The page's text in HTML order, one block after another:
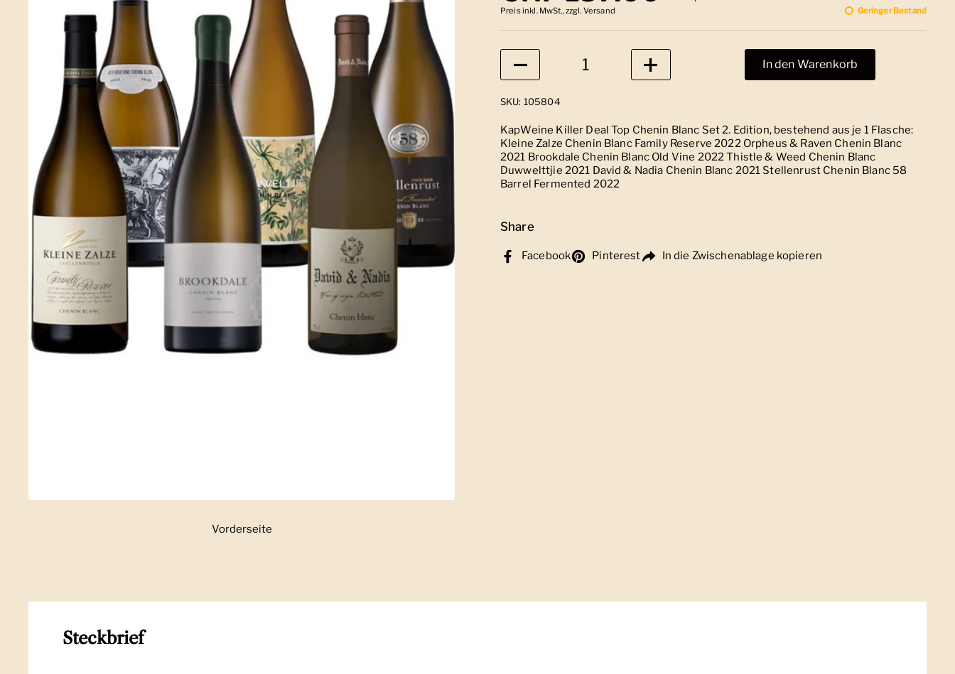
Zeige Folie 1
Vorderseite
Preis inkl. MwSt., zzgl. Versand Geringer Bestand
Anzahl
In den Warenkorb
SKU: 105804
KapWeine Killer Deal Top Chenin Blanc Set 2. Edition, bestehend aus je 1 Flasche:
Kleine Zalze Chenin Blanc Family Reserve 2022 Orpheus & Raven Chenin Blanc
2021 Brookdale Chenin Blanc Old Vine 2022 Thistle & Weed Chenin Blanc
Duwwelttjie 2021 David & Nadia Chenin Blanc 2021 Stellenrust Chenin Blanc 58
Barrel Fermented 2022
Share
Facebook Pinterest In die Zwischenablage kopieren
Steckbrief